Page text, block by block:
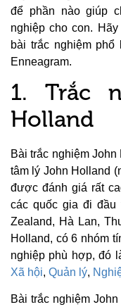
để phần nào giúp
nghiệp cho con.
bài trắc nghiệm
Enneagram.
1. Trắc
Holland
Bài trắc nghiệm
tâm lý John Holland
được đánh giá rất
các quốc gia đi
Zealand, Hà Lan,
Holland, có 6 nhóm
nghiệp phù hợp, đó
Xã hội, Quản lý,
Bài trắc nghiệm